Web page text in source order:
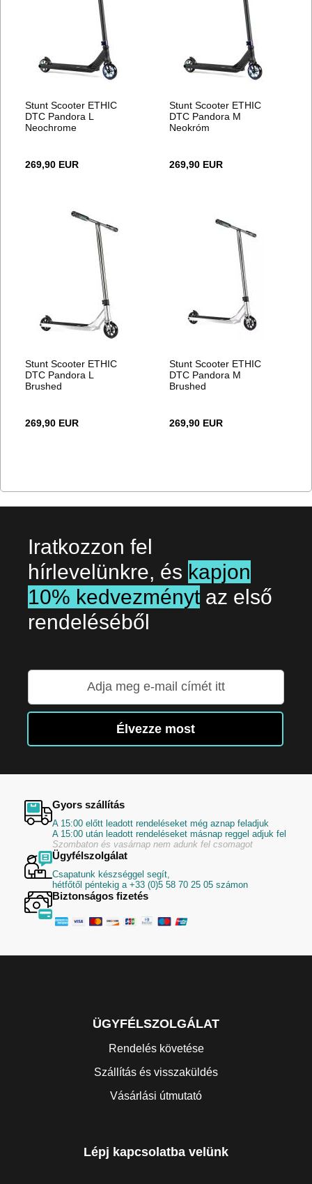
Stunt Scooter ETHIC
DTC Pandora L
Neochrome
269,90 EUR
Stunt Scooter ETHIC
DTC Pandora M
Neokróm
269,90 EUR
Stunt Scooter ETHIC
DTC Pandora L
Brushed
269,90 EUR
Stunt Scooter ETHIC
DTC Pandora M
Brushed
269,90 EUR
Iratkozzon fel
hírlevelünkre, és kapjon
10% kedvezményt az első
rendeléséből
hírlevelünkre:
Élvezze most
Gyors szállítás
A 15:00 előtt leadott rendeléseket még aznap feladjuk
A 15:00 után leadott rendeléseket másnap reggel adjuk fel
Szombaton és vasárnap nem adunk fel csomagot
Ügyfélszolgálat
Csapatunk készséggel segít,
hétfőtől péntekig a +33 (0)5 58 70 25 05 számon
Biztonságos fizetés
ÜGYFÉLSZOLGÁLAT
Rendelés követése
Szállítás és visszaküldés
Vásárlási útmutató
Lépj kapcsolatba velünk